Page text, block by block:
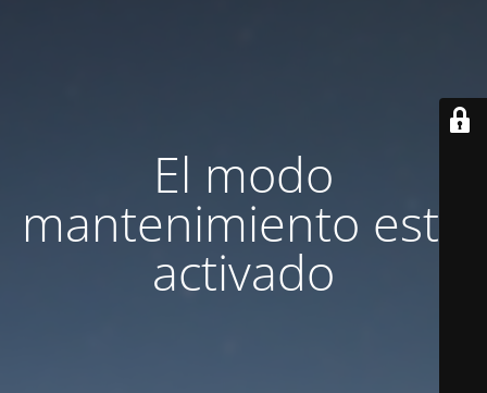
El modo
mantenimiento está
activado